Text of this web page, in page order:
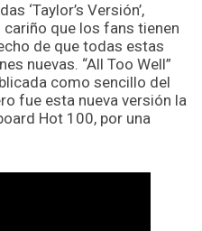
‘Taylor’s Versión’,
que los fans tienen
de que todas estas
nuevas. “All Too Well”
como sencillo del
fue esta nueva versión la
Hot 100, por una